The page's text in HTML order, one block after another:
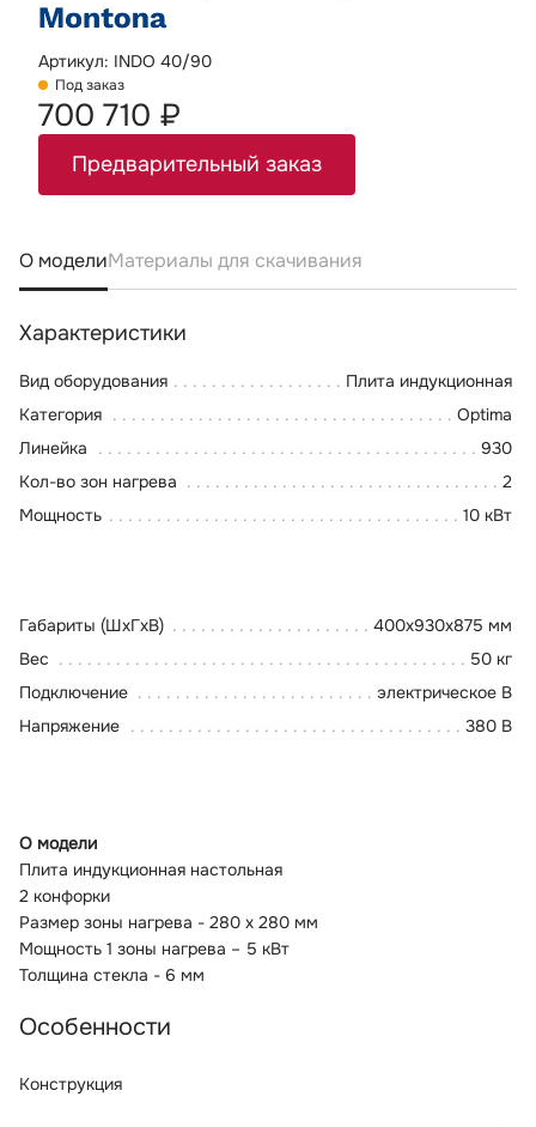
Артикул: INDO 40/90
Под заказ
700 710 ₽
Предварительный заказ
О моделиМатериалы для скачивания
Характеристики
Вид оборудования
Плита индукционная
Категория
Optima
Линейка
930
Кол-во зон нагрева
2
Мощность
10 кВт
Габариты (ШхГхВ)
400x930x875 мм
Вес
50 кг
Подключение
электрическое В
Напряжение
380 В
О модели
Плита индукционная настольная
2 конфорки
Размер зоны нагрева - 280 х 280 мм
Мощность 1 зоны нагрева – 5 кВт
Толщина стекла - 6 мм
Особенности
Конструкция